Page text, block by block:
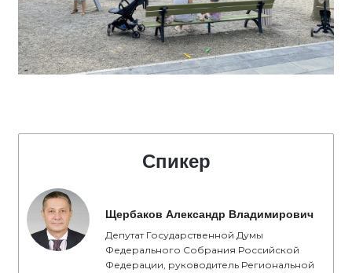
Спикер
Щербаков Александр Владимирович
Депутат Государственной Думы
Федерального Собрания Российской
Федерации, руководитель Региональной